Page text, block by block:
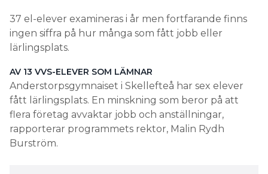
37 el-elever examineras i år men fortfarande finns
ingen siffra på hur många som fått jobb eller
lärlingsplats.
AV 13 VVS-ELEVER SOM LÄMNAR
Anderstorpsgymnaiset i Skellefteå har sex elever
fått lärlingsplats. En minskning som beror på att
flera företag avvaktar jobb och anställningar,
rapporterar programmets rektor, Malin Rydh
Burström.